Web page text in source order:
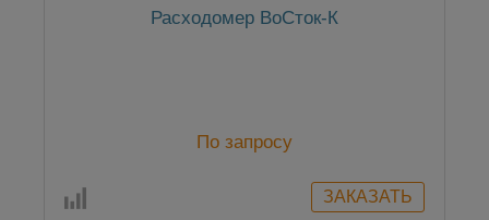
Расходомер ВоСток-К
По запросу